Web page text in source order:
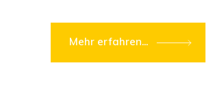
Mehr erfahren...